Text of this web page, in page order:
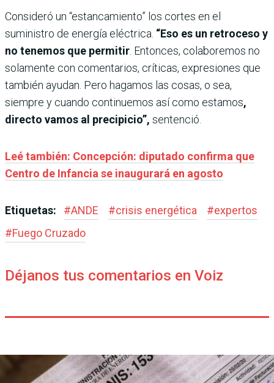
Consideró un “estancamiento” los cortes en el
suministro de energía eléctrica. “Eso es un retroceso y
no tenemos que permitir . Entonces, colaboremos no
solamente con comentarios, críticas, expresiones que
también ayudan. Pero hagamos las cosas, o sea,
siempre y cuando continuemos así como estamos,
directo vamos al precipicio”, sentenció.
Leé también: Concepción: diputado confirma que
Centro de Infancia se inaugurará en agosto
Etiquetas: #ANDE #crisis energética #expertos
#Fuego Cruzado
Déjanos tus comentarios en Voiz